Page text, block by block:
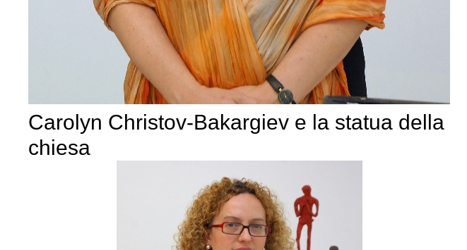
Carolyn Christov-Bakargiev e la statua della
chiesa